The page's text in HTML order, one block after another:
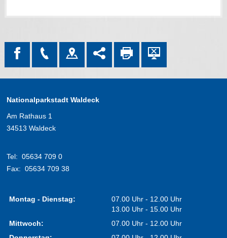
Nationalparkstadt Waldeck
Am Rathaus 1
34513 Waldeck
Tel: 05634 709 0
Fax: 05634 709 38
Montag - Dienstag:
07.00 Uhr - 12.00 Uhr
13.00 Uhr - 15.00 Uhr
Mittwoch:
07.00 Uhr - 12.00 Uhr